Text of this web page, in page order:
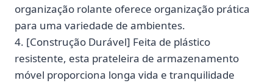
organização rolante oferece organização prática
para uma variedade de ambientes.
4. [Construção Durável] Feita de plástico
resistente, esta prateleira de armazenamento
móvel proporciona longa vida e tranquilidade